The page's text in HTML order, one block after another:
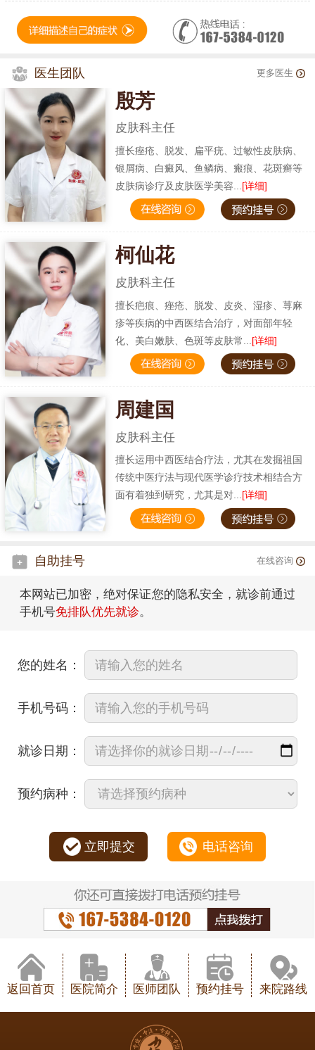
医生团队 更多医生
殷芳
皮肤科主任
擅长痤疮、脱发、扁平疣、过敏性皮肤病、
银屑病、白癜风、鱼鳞病、瘢痕、花斑癣等
皮肤病诊疗及皮肤医学美容... [详细]
柯仙花
皮肤科主任
擅长疤痕、痤疮、脱发、皮炎、湿疹、荨麻
疹等疾病的中西医结合治疗，对面部年轻
化、美白嫩肤、色斑等皮肤常... [详细]
周建国
皮肤科主任
擅长运用中西医结合疗法，尤其在发掘祖国
传统中医疗法与现代医学诊疗技术相结合方
面有着独到研究，尤其是对...[详细]
自助挂号 在线咨询
本网站已加密，绝对保证您的隐私安全，就诊前通过
手机号免排队优先就诊。
您的姓名：
手机号码：
就诊日期：
预约病种：
立即提交 电话咨询
返回首页 医院简介 医师团队 预约挂号 来院路线